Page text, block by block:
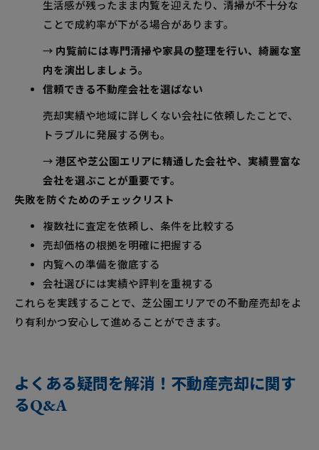
生活感が残ったまま内覧を迎えたり、清掃が不十分な
ことで成約率が下がる場合があります。
→ 内覧前には専門清掃や家具の整理を行い、綺麗な室
内を演出しましょう。
信頼できる不動産会社を選ばない
売却実績や地域に詳しくない会社に依頼したことで、
トラブルに発展する例も。
→ 港区や芝公園エリアに精通した会社や、実績豊富な
会社を選ぶことが重要です。
失敗を防ぐためのチェックリスト
複数社に査定を依頼し、条件を比較する
売却価格の根拠を明確に把握する
内覧への準備を徹底する
会社選びには実績や評判を重視する
これらを実践することで、芝公園エリアでの不動産売却をよ
り有利かつ安心して進めることができます。
よくある疑問を解消！不動産売却に関す
るQ&A